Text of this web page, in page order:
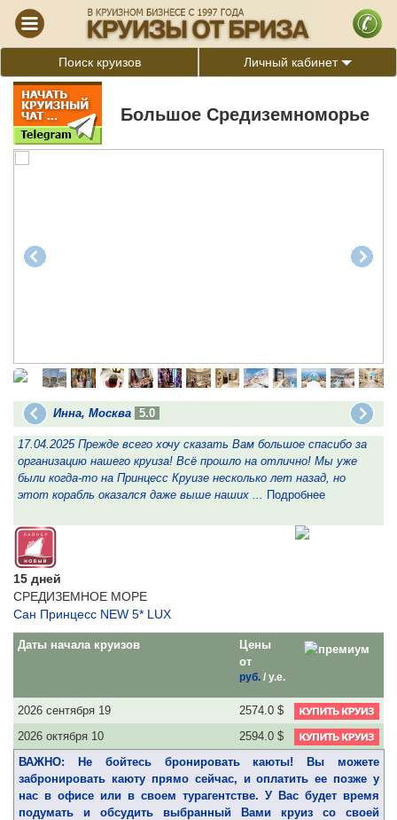
Поиск круизов Личный кабинет
Большое Средиземноморье
Инна, Москва 5.0
17.04.2025 Прежде всего хочу сказать Вам большое спасибо за
организацию нашего круиза! Всё прошло на отлично! Мы уже
были когда-то на Принцесс Круизе несколько лет назад, но
этот корабль оказался даже выше наших ... Подробнее
15 дней
СРЕДИЗЕМНОЕ МОРЕ
Сан Принцесс NEW 5* LUX
Даты начала круизов
Цены
от
руб. / у.е.
2026 сентября 19
2574.0 $
2026 октября 10
2594.0 $
ВАЖНО: Не бойтесь бронировать каюты! Вы можете
забронировать каюту прямо сейчас, и оплатить ее позже у
нас в офисе или в своем турагентстве. У Вас будет время
подумать и обсудить выбранный Вами круиз со своей